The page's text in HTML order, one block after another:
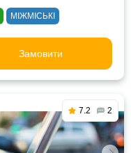
МІЖМІСЬКІ
Замовити
7.2 2